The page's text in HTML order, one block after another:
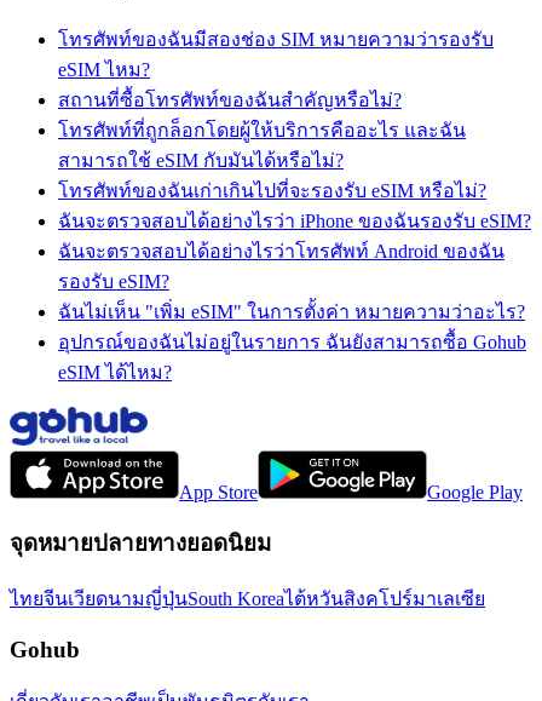
โทรศัพท์ของฉันมีสองช่อง SIM หมายความว่ารองรับ
eSIM ไหม?
สถานที่ซื้อโทรศัพท์ของฉันสำคัญหรือไม่?
โทรศัพท์ที่ถูกล็อกโดยผู้ให้บริการคืออะไร และฉัน
สามารถใช้ eSIM กับมันได้หรือไม่?
โทรศัพท์ของฉันเก่าเกินไปที่จะรองรับ eSIM หรือไม่?
ฉันจะตรวจสอบได้อย่างไรว่า iPhone ของฉันรองรับ eSIM?
ฉันจะตรวจสอบได้อย่างไรว่าโทรศัพท์ Android ของฉัน
รองรับ eSIM?
ฉันไม่เห็น "เพิ่ม eSIM" ในการตั้งค่า หมายความว่าอะไร?
อุปกรณ์ของฉันไม่อยู่ในรายการ ฉันยังสามารถซื้อ Gohub
eSIM ได้ไหม?
App Store Google Play
จุดหมายปลายทางยอดนิยม
ไทยจีนเวียดนามญี่ปุ่นSouth Koreaไต้หวันสิงคโปร์มาเลเซีย
Gohub